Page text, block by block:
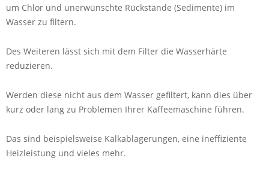
um Chlor und unerwünschte Rückstände (Sedimente) im
Wasser zu filtern.
Des Weiteren lässt sich mit dem Filter die Wasserhärte
reduzieren.
Werden diese nicht aus dem Wasser gefiltert, kann dies über
kurz oder lang zu Problemen Ihrer Kaffeemaschine führen.
Das sind beispielsweise Kalkablagerungen, eine ineffiziente
Heizleistung und vieles mehr.